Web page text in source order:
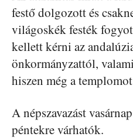
festő dolgozott és
világoskék festék
kellett kérni az
önkormányzattól,
hiszen még a
A népszavazást
péntekre várhatók.